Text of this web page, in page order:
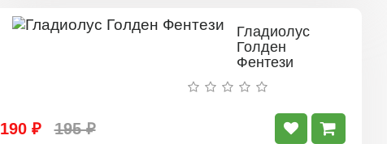
Гладиолус
Голден
Фентези
190 ₽ 195 ₽